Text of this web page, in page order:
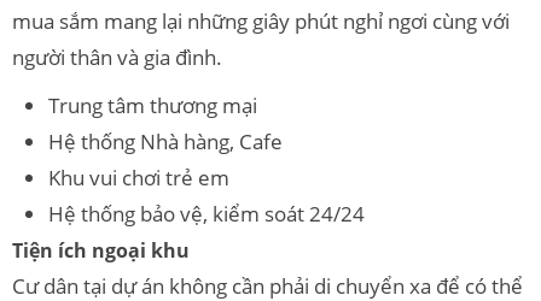
mua sắm mang lại những giây phút nghỉ ngơi cùng với
người thân và gia đình.
Trung tâm thương mại
Hệ thống Nhà hàng, Cafe
Khu vui chơi trẻ em
Hệ thống bảo vệ, kiểm soát 24/24
Tiện ích ngoại khu
Cư dân tại dự án không cần phải di chuyển xa để có thể